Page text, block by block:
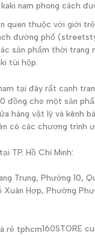
kaki nam phong cách
quen thuộc với giới
đường phố
sản phẩm thời trang
túi hộp.
tại đây rất cạnh
đồng cho một sản
hàng vật lý và kênh
có các chương trình
TP. Hồ Chí Minh:
Trung, Phường 10,
Xuân Hợp, Phường
160STORE